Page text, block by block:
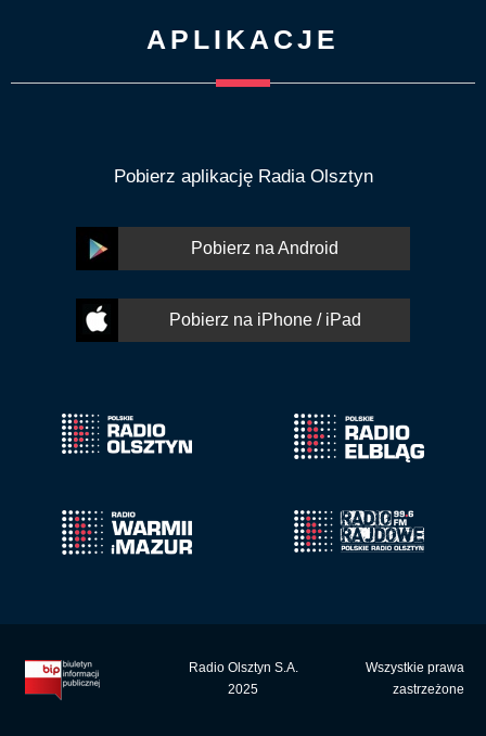
APLIKACJE
Pobierz aplikację Radia Olsztyn
Pobierz na Android
Pobierz na iPhone / iPad
Radio Olsztyn S.A.
2025
Wszystkie prawa
zastrzeżone